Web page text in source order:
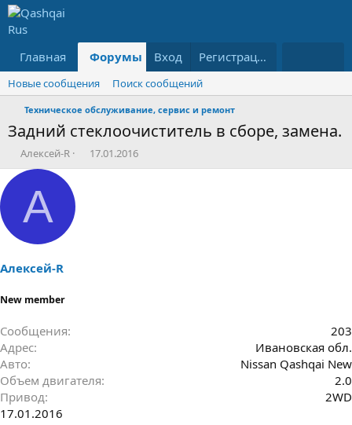
Главная Форумы Что нового?
Вход Регистрация
Новые сообщения Поиск сообщений
Техническое обслуживание, сервис и ремонт
Задний стеклоочиститель в сборе, замена.
А
в
т
е
ы
Алексей-R
Д
а
17.01.2016
А
Алексей-R
New member
Сообщения
203
Адрес
Ивановская обл.
Авто
Nissan Qashqai New
Объем двигателя
2.0
Привод
2WD
17.01.2016